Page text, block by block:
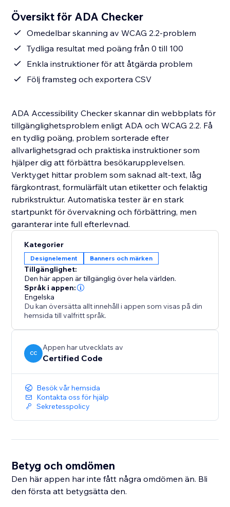
Översikt för ADA Checker
Omedelbar skanning av WCAG 2.2-problem
Tydliga resultat med poäng från 0 till 100
Enkla instruktioner för att åtgärda problem
Följ framsteg och exportera CSV
ADA Accessibility Checker skannar din webbplats för
tillgänglighetsproblem enligt ADA och WCAG 2.2. Få
en tydlig poäng, problem sorterade efter
allvarlighetsgrad och praktiska instruktioner som
hjälper dig att förbättra besökarupplevelsen.
Verktyget hittar problem som saknad alt-text, låg
färgkontrast, formulärfält utan etiketter och felaktig
rubrikstruktur. Automatiska tester är en stark
startpunkt för övervakning och förbättring, men
garanterar inte full efterlevnad.
Kategorier
Designelement Banners och märken
Tillgänglighet:
Den här appen är tillgänglig över hela världen.
Språk i appen:
Engelska
Du kan översätta allt innehåll i appen som visas på din
hemsida till valfritt språk.
CC
Appen har utvecklats av
Certified Code
Besök vår hemsida
Kontakta oss för hjälp
Sekretesspolicy
Betyg och omdömen
Den här appen har inte fått några omdömen än. Bli
den första att betygsätta den.